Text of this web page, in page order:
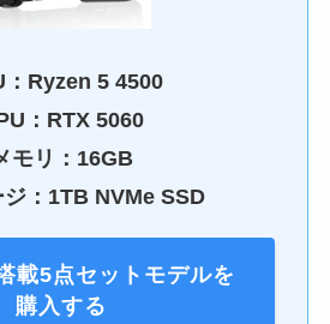
Ryzen 5 4500
： RTX 5060
モリ：16GB
ジ：1TB NVMe SSD
載5点セットモデルを
購入する